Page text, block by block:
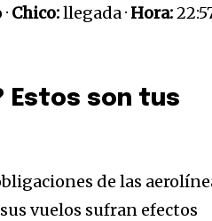
da
Chico:llegada · Hora:
Estos son tus
de las
vuelos sufran efectos